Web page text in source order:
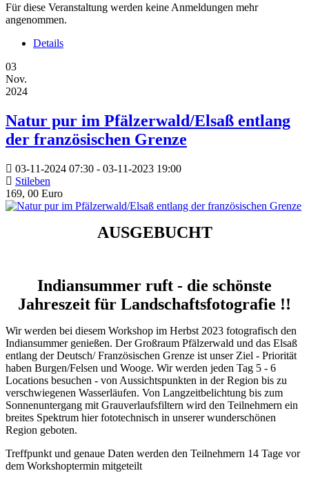
Für diese Veranstaltung werden keine Anmeldungen mehr
angenommen.
Details
03
Nov.
2024
Natur pur im Pfälzerwald/Elsaß entlang
der französischen Grenze
03-11-2024 07:30 - 03-11-2023 19:00
Stileben
169, 00 Euro
AUSGEBUCHT
Indiansummer ruft - die schönste
Jahreszeit für Landschaftsfotografie !!
Wir werden bei diesem Workshop im Herbst 2023 fotografisch den
Indiansummer genießen. Der Großraum Pfälzerwald und das Elsaß
entlang der Deutsch/ Französischen Grenze ist unser Ziel - Priorität
haben Burgen/Felsen und Wooge. Wir werden jeden Tag 5 - 6
Locations besuchen - von Aussichtspunkten in der Region bis zu
verschwiegenen Wasserläufen. Von Langzeitbelichtung bis zum
Sonnenuntergang mit Grauverlaufsfiltern wird den Teilnehmern ein
breites Spektrum hier fototechnisch in unserer wunderschönen
Region geboten.
Treffpunkt und genaue Daten werden den Teilnehmern 14 Tage vor
dem Workshoptermin mitgeteilt